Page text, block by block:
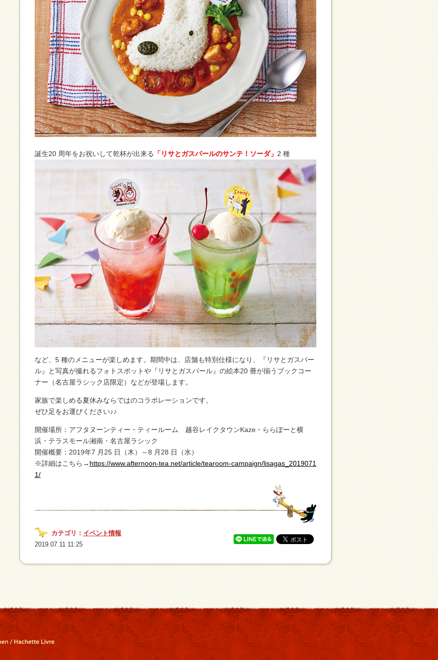
誕生20 周年をお祝いして乾杯が出来る 「リサとガスパールのサンテ！ソーダ」 2 種
など、5 種のメニューが楽しめます。期間中は、店舗も特別仕様になり、『リサとガスパー
ル』と写真が撮れるフォトスポットや『リサとガスパール』の絵本20 冊が揃うブックコー
ナー（名古屋ラシック店限定）などが登場します。
家族で楽しめる夏休みならではのコラボレーションです。
ぜひ足をお運びください♪♪
開催場所：アフタヌーンティー・ティールーム 越谷レイクタウンKaze・ららぽーと横
浜・テラスモール湘南・名古屋ラシック
開催概要：2019年7 月25 日（木）～8 月28 日（水）
※詳細はこちら→ https://www.afternoon-tea.net/article/tearoom-campaign/lisagas_2019071
1/
カテゴリ： イベント情報
2019.07.11 11:25